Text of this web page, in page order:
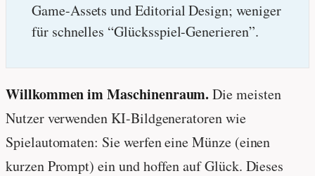
Game-Assets und Editorial Design; weniger
für schnelles “Glücksspiel-Generieren”.
Willkommen im Maschinenraum. Die meisten
Nutzer verwenden KI-Bildgeneratoren wie
Spielautomaten: Sie werfen eine Münze (einen
kurzen Prompt) ein und hoffen auf Glück. Dieses